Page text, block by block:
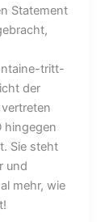
Statement
tritt-
der
hingegen
Sie steht
und
mehr, wie